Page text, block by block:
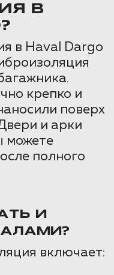
В
в Haval Dargo
крепко и
поверх
и арки
можете
полного
И
включает: